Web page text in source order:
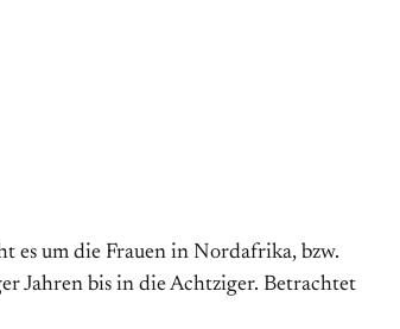
es um die Frauen in Nordafrika, bzw.
Jahren bis in die Achtziger. Betrachtet